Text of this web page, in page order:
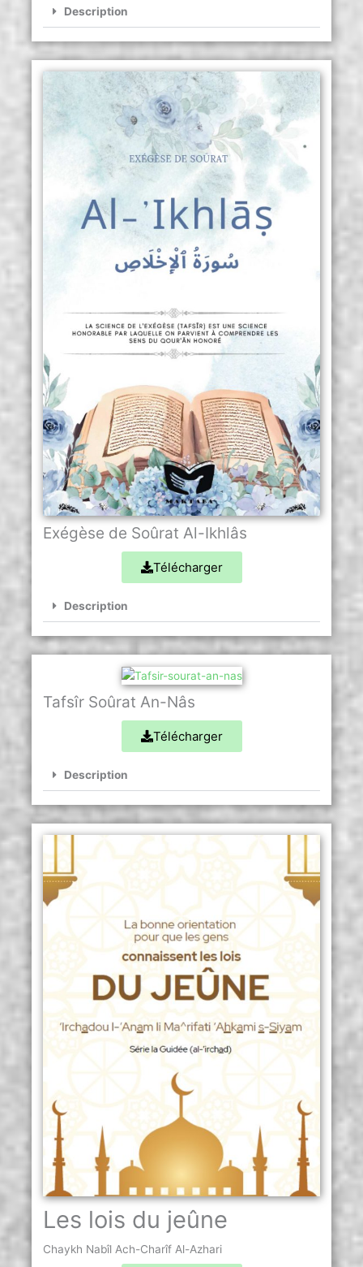
Description
Exégèse de Soûrat Al-Ikhlâs
Télécharger
Description
Tafsîr Soûrat An-Nâs
Télécharger
Description
Les lois du jeûne
Chaykh Nabîl Ach-Charîf Al-Azhari